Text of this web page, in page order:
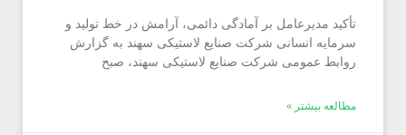
تأکید مدیرعامل بر آمادگی دائمی، آرامش در خط تولید و
سرمایه انسانی شرکت صنایع لاستیکی سهند به گزارش
روابط عمومی شرکت صنایع لاستیکی سهند، صبح
مطالعه بیشتر »